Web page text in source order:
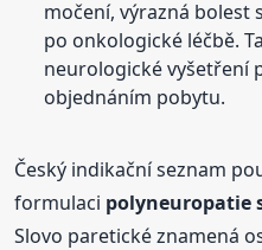
močení, výrazná bolest
po onkologické léčbě.
neurologické vyšetření
objednáním pobytu.
Český indikační seznam
formulaci polyneuropatie
Slovo paretické znamená